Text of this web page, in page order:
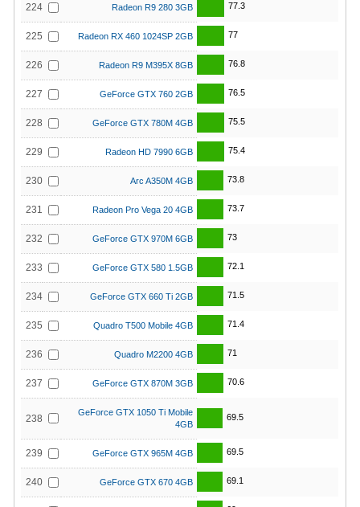
224 Radeon R9 280 3GB 77.3
225 Radeon RX 460 1024SP 2GB 77
226 Radeon R9 M395X 8GB 76.8
227 GeForce GTX 760 2GB 76.5
228 GeForce GTX 780M 4GB 75.5
229 Radeon HD 7990 6GB 75.4
230 Arc A350M 4GB 73.8
231 Radeon Pro Vega 20 4GB 73.7
232 GeForce GTX 970M 6GB 73
233 GeForce GTX 580 1.5GB 72.1
234 GeForce GTX 660 Ti 2GB 71.5
235 Quadro T500 Mobile 4GB 71.4
236 Quadro M2200 4GB 71
237 GeForce GTX 870M 3GB 70.6
238
GeForce GTX 1050 Ti Mobile
4GB
69.5
239 GeForce GTX 965M 4GB 69.5
240 GeForce GTX 670 4GB 69.1